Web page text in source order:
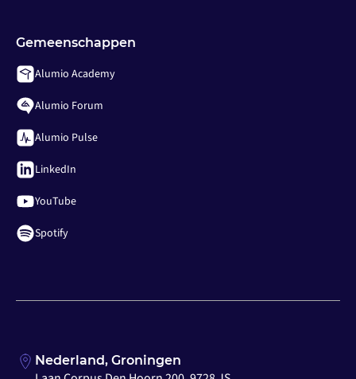
Gemeenschappen
Alumio Academy
Alumio Forum
Alumio Pulse
LinkedIn
YouTube
Spotify
Nederland, Groningen